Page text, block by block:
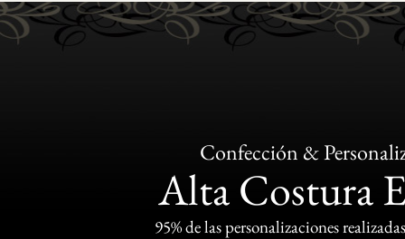
Confección &
Alta Costura
95% de las personalizaciones